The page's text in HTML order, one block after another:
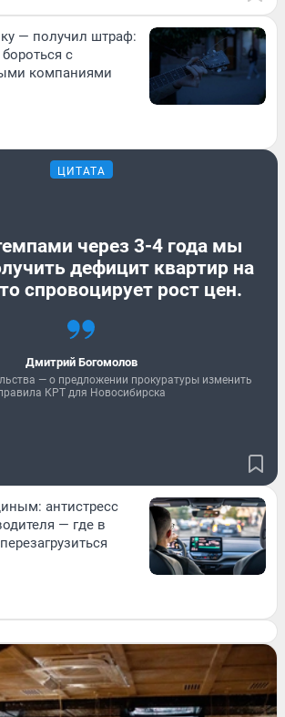
— получил штраф:
с
компаниями
ЦИТАТА
через 3-4 года мы
дефицит квартир на
спровоцирует рост цен.
Дмитрий Богомолов
— о предложении прокуратуры изменить
КРТ для Новосибирска
антистресс
— где в